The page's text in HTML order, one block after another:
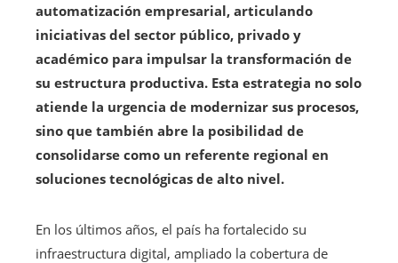
automatización empresarial, articulando
iniciativas del sector público, privado y
académico para impulsar la transformación de
su estructura productiva. Esta estrategia no solo
atiende la urgencia de modernizar sus procesos,
sino que también abre la posibilidad de
consolidarse como un referente regional en
soluciones tecnológicas de alto nivel.
En los últimos años, el país ha fortalecido su
infraestructura digital, ampliado la cobertura de